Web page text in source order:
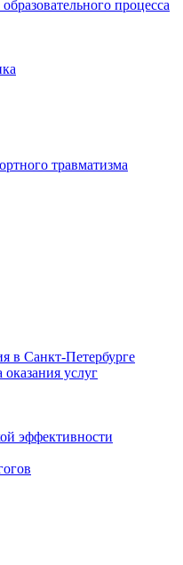
процесса
травматизма
в Санкт-Петербурге
оказания услуг
эффективности